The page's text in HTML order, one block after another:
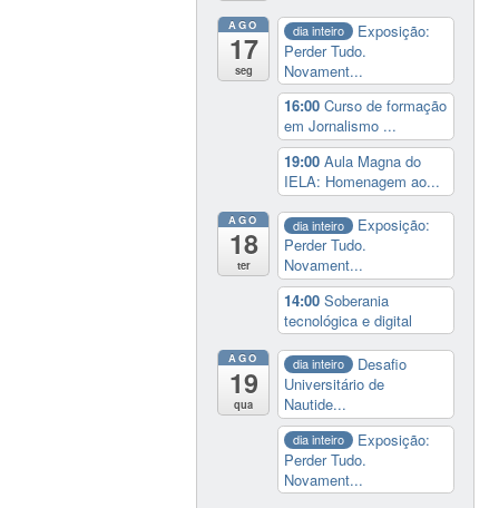
AGO
17
seg
dia inteiro
Exposição:
Perder Tudo.
Novament...
16:00Curso de formação
em Jornalismo ...
19:00Aula Magna do
IELA: Homenagem ao...
AGO
18
ter
dia inteiro
Exposição:
Perder Tudo.
Novament...
14:00Soberania
tecnológica e digital
AGO
19
qua
dia inteiro
Desafio
Universitário de
Nautide...
dia inteiro
Exposição:
Perder Tudo.
Novament...